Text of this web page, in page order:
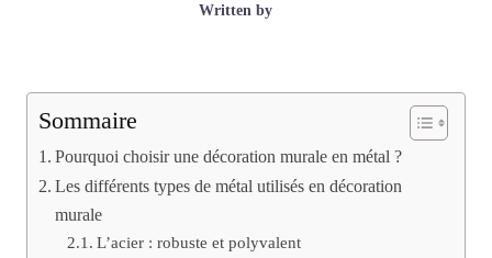
Written by
Sommaire
Pourquoi choisir une décoration murale en métal ?
Les différents types de métal utilisés en décoration
murale
L’acier : robuste et polyvalent